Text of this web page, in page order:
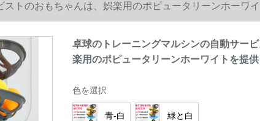
トのおもちゃんは、娯楽用のポピュータリーンホーワイ
卓球のトレーニングマルシンの自動サー
楽用のポピュータリーンホーワイトを提供
色を選択
青‐白 緑と白